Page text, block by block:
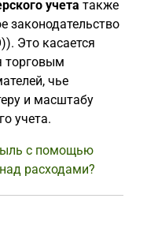
учета также
законодательство
Это касается
торговым
чье
и масштабу
учета.
с помощью
расходами?